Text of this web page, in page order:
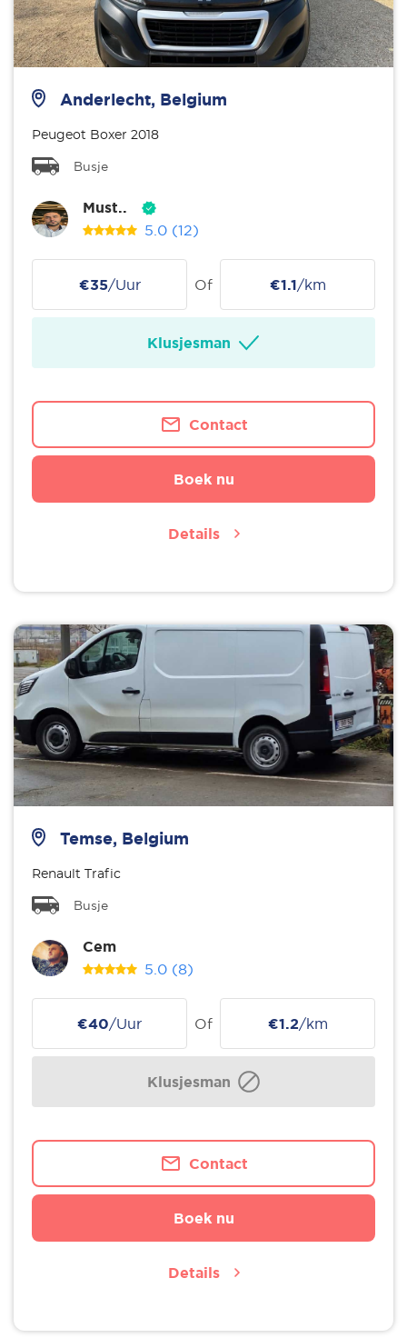
Anderlecht, Belgium
Peugeot Boxer 2018
Busje
Must..
5.0 (12)
€35/Uur Of €1.1/km
Klusjesman
Contact
Boek nu
Details
Temse, Belgium
Renault Trafic
Busje
Cem
5.0 (8)
€40/Uur Of €1.2/km
Klusjesman
Contact
Boek nu
Details